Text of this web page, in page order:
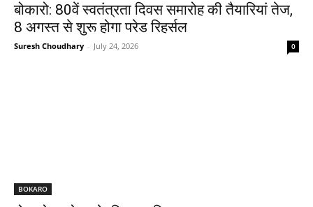
बोकारो: 80वें स्वतंत्रता दिवस समारोह की तैयारियां तेज,
8 अगस्त से शुरू होगा परेड रिहर्सल
Suresh Choudhary - July 24, 2026 0
BOKARO